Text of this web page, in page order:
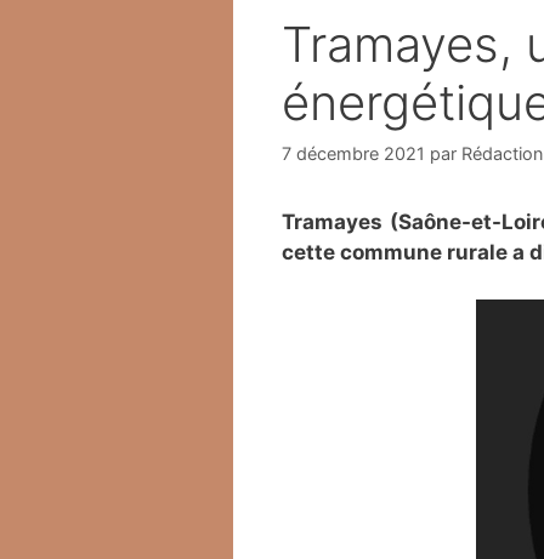
Tramayes,
7 décembre 2021 par Rédaction
Tramayes (Saône-et-
cette commune rurale a